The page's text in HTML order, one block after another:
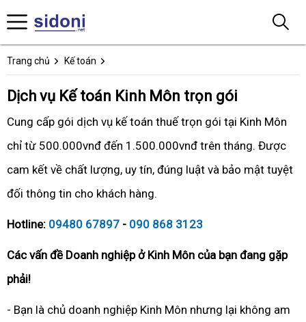
Trang chủ Kế toán
Dịch vụ Kế toán Kinh Môn trọn gói
Cung cấp gói dịch vụ kế toán thuế trọn gói tại Kinh Môn
chỉ từ 500.000vnđ đến 1.500.000vnđ trên tháng. Được
cam kết về chất lượng, uy tín, đúng luật và bảo mật tuyệt
đối thông tin cho khách hàng.
Hotline: 09480 67897 - 090 868 3123
Các vấn đề Doanh nghiệp ở Kinh Môn của bạn đang gặp
phải!
- Bạn là chủ doanh nghiệp Kinh Môn nhưng lại không am